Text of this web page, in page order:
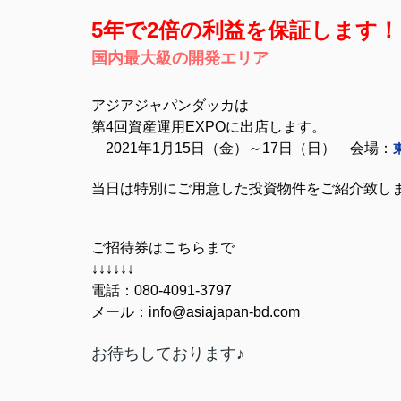
5年で2倍の利益を保証します！
国内最大級の開発エリア
アジアジャパンダッカは
第4回資産運用EXPOに出店します。
2021年1月15日（金）～17日（日） 会場：
当日は特別にご用意した投資物件をご紹介致し
ご招待券はこちらまで
↓↓↓↓↓↓
電話：080-4091-3797
メール：info@asiajapan-bd.com
お待ちしております♪